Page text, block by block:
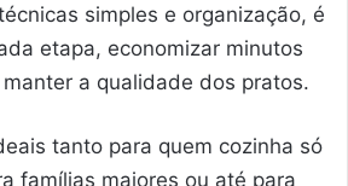
simples e organização, é
etapa, economizar minutos
a qualidade dos pratos.
tanto para quem cozinha só
famílias maiores ou até para